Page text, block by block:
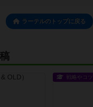
ラーテルのトップに戻る
戦略やコツ